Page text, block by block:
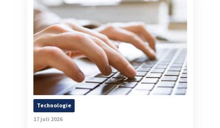
Technologie
17 juli 2026